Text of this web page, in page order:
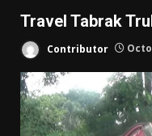
Travel Tabrak
Contributor